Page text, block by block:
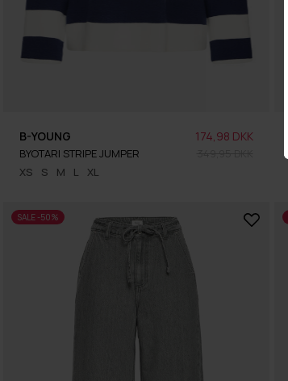
XS S M L XL
B-YOUNG
BYOTARI STRIPE JUMPER
174,98 DKK
SALE -50%